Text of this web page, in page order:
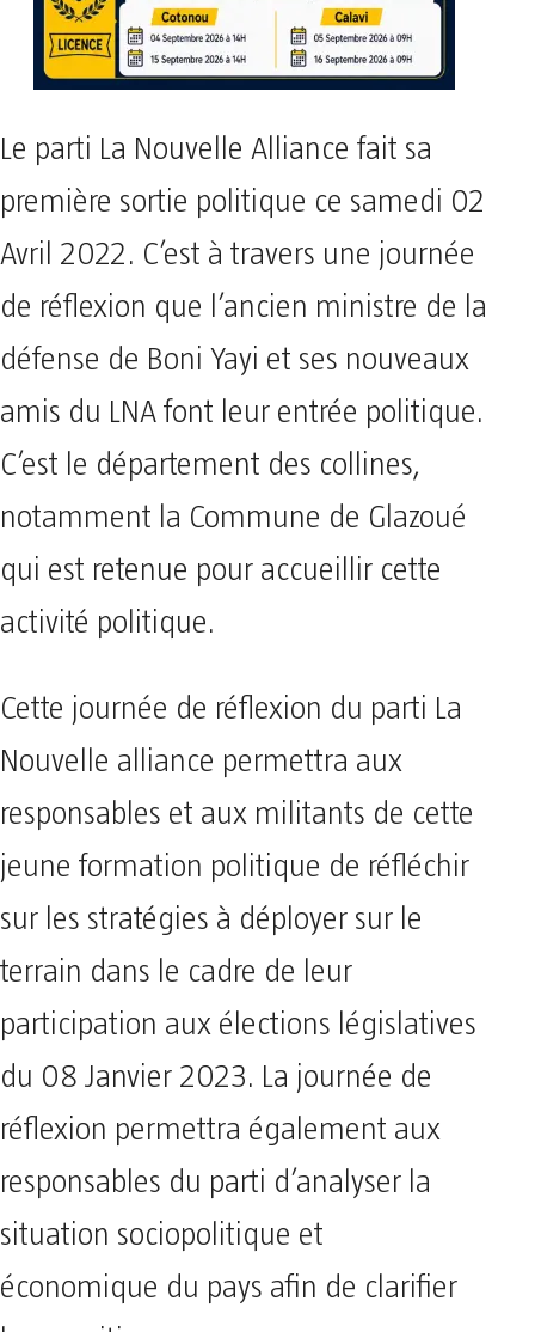
Le parti La Nouvelle Alliance fait sa
première sortie politique ce samedi 02
Avril 2022. C’est à travers une journée
de réflexion que l’ancien ministre de la
défense de Boni Yayi et ses nouveaux
amis du LNA font leur entrée politique.
C’est le département des collines,
notamment la Commune de Glazoué
qui est retenue pour accueillir cette
activité politique.
Cette journée de réflexion du parti La
Nouvelle alliance permettra aux
responsables et aux militants de cette
jeune formation politique de réfléchir
sur les stratégies à déployer sur le
terrain dans le cadre de leur
participation aux élections législatives
du 08 Janvier 2023. La journée de
réflexion permettra également aux
responsables du parti d’analyser la
situation sociopolitique et
économique du pays afin de clarifier